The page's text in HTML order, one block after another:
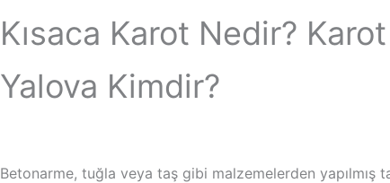
Kısaca Karot Nedir?
Yalova Kimdir?
Betonarme, tuğla veya taş gibi malzemelerden yapılmış